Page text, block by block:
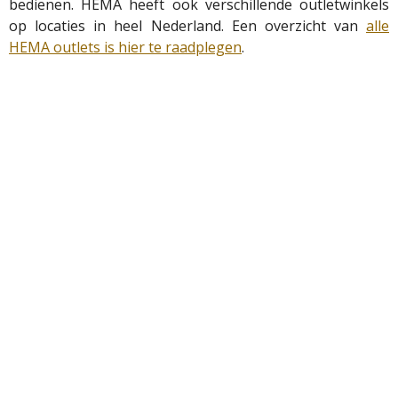
bedienen. HEMA heeft ook verschillende outletwinkels
op locaties in heel Nederland. Een overzicht van alle
HEMA outlets is hier te raadplegen.